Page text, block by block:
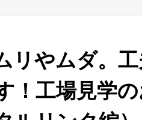
リやムダ。
！工場見学